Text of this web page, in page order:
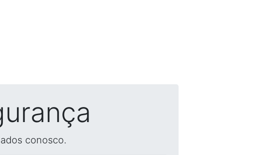
conosco.